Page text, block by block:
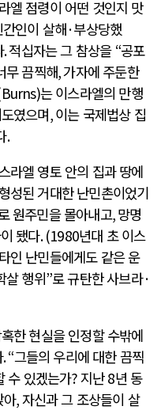
엘 점령이 어떤 것인지 맛
인이 살해·부상당했
.적십자는 그 참상을 “공포
무 끔찍해,가자에 주둔한
는 이스라엘의 만행
였으며,이는 국제법상 집
.
라엘 영토 안의 집과 땅에
성된 거대한 난민촌이었기
원주민을 몰아내고,망명
됐다. (1980년대 초 이스
인 난민들에게도 같은 운
살 행위”로 규탄한 사브라·
한 현실을 인정할 수밖에
. “그들의 우리에 대한 끔찍
수 있겠는가? 지난8년 동
아,자신과 그 조상들이 살